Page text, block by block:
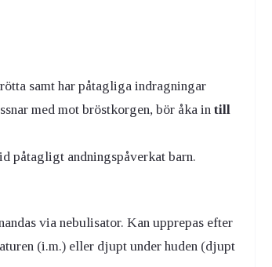
samt har påtagliga indragningar
med mot bröstkorgen, bör åka in till
påtagligt andningspåverkat barn.
via nebulisator. Kan upprepas efter
(i.m.) eller djupt under huden (djupt